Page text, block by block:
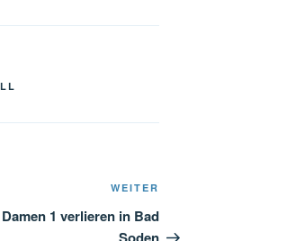
Beitrag
WEITER
1 verlieren in Bad